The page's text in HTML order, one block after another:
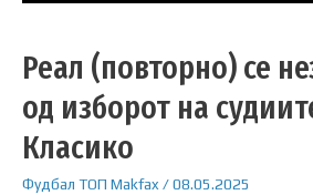
Реал (повторно) се
од изборот на
Класико
Фудбал ТОП Makfax/08.05.2025